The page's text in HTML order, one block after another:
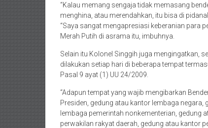
“Kalau memang sengaja tidak memasang
menghina, atau merendahkan, itu bisa di
“Saya sangat mengapresiasi keberanian para
Merah Putih di asrama itu, imbuhnya.
Selain itu Kolonel Singgih juga mengingatkan,
dilakukan setiap hari di beberapa tempat
Pasal 9 ayat (1) UU 24/2009.
“Adapun tempat yang wajib mengibarkan
Presiden, gedung atau kantor lembaga
lembaga pemerintah nonkementerian, gedung
perwakilan rakyat daerah, gedung atau kantor